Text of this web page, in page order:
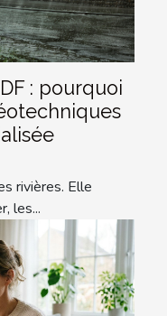
: pourquoi
rivières. Elle
les...